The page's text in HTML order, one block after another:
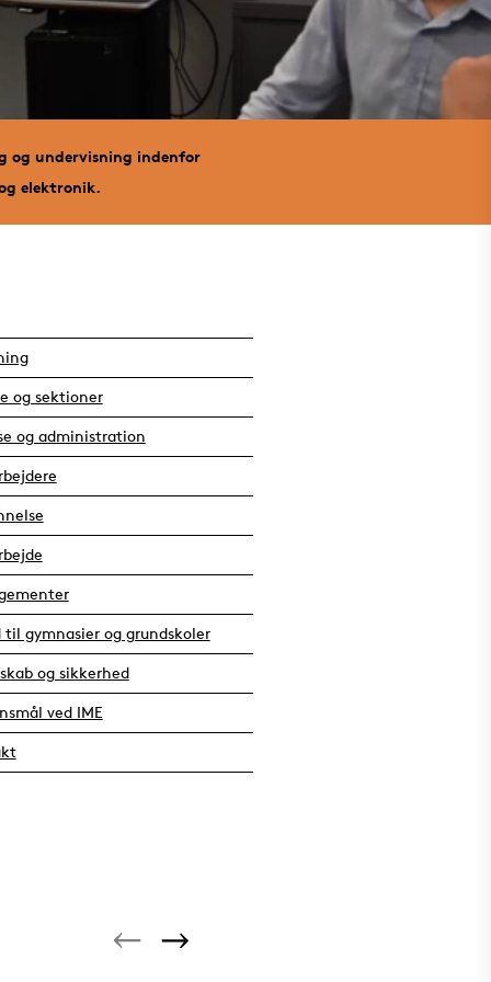
og undervisning indenfor
elektronik.
og sektioner
og administration
til gymnasier og grundskoler
og sikkerhed
ved IME